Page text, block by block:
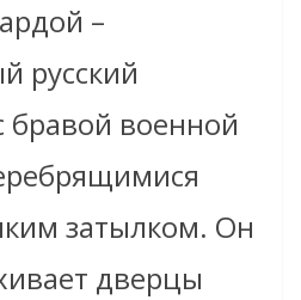
–
русский
военной
затылком. Он
дверцы